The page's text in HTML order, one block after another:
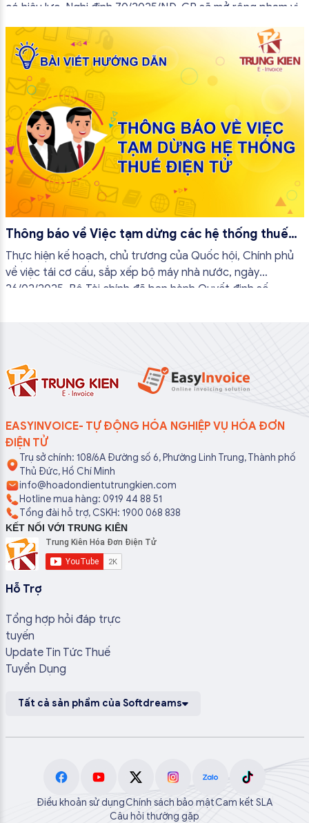
có hiệu lực. Nghị định 70/2025/NĐ-CP sẽ mở rộng phạm vi
áp dụng hóa đơn điện tử trong đó có hóa đơn điện tử khởi
tạo từ máy tính tiền và thay đổi cách tiếp cận quản lý thuế
theo hướng hiện đại hơn.
Thông báo về Việc tạm dừng các hệ thống thuế
điện tử
Thực hiện kế hoạch, chủ trương của Quốc hội, Chính phủ
về việc tái cơ cấu, sắp xếp bộ máy nhà nước, ngày
26/02/2025, Bộ Tài chính đã ban hành Quyết định số
cơ cấu tổ chức của Cục Thuế...
EASYINVOICE- TỰ ĐỘNG HÓA NGHIỆP VỤ HÓA ĐƠN
ĐIỆN TỬ
Trụ sở chính: 108/6A Đường số 6, Phường Linh Trung, Thành phố
Thủ Đức, Hồ Chí Minh
info@hoadondientutrungkien.com
Hotline mua hàng: 0919 44 88 51
Tổng đài hỗ trợ, CSKH: 1900 068 838
KẾT NỐI VỚI TRUNG KIÊN
Hỗ Trợ
Tổng hợp hỏi đáp trực
tuyến
Update Tin Tức Thuế
Tuyển Dụng
Tất cả sản phẩm của Softdreams
Điều khoản sử dụngChính sách bảo mậtCam kết SLA
Câu hỏi thường gặp